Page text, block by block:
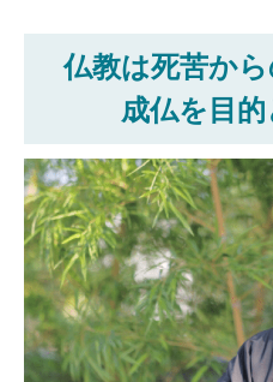
仏教は死苦から
成仏を目